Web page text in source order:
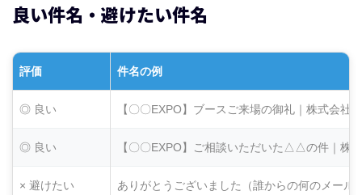
良い件名・避けたい件名
評価 件名の例
◎ 良い 【〇〇EXPO】ブースご来場の御礼｜株式会
◎ 良い 【〇〇EXPO】ご相談いただいた△△の件｜株
× 避けたい ありがとうございました（誰からの何のメール